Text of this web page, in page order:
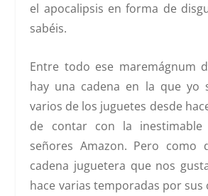
el apocalipsis en forma de
sabéis.
Entre todo ese maremágnum
hay una cadena en la que yo
varios de los juguetes desde
de contar con la
señores Amazon. Pero como
cadena juguetera que nos
hace varias temporadas por sus